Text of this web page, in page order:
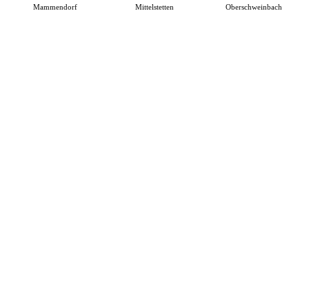
Mammendorf Mittelstetten Oberschweinbach